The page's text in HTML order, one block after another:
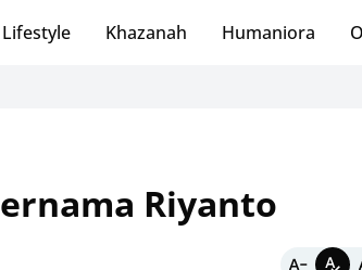
Lifestyle Khazanah Humaniora
Riyanto